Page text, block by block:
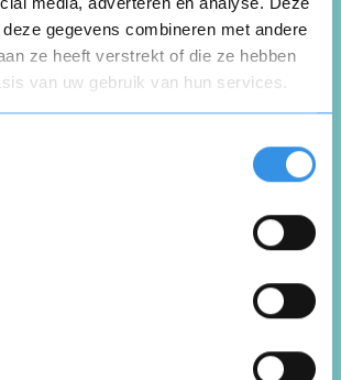
gegevens combineren met andere
ze heeft verstrekt of die ze hebben
van uw gebruik van hun services.
je ervaring *